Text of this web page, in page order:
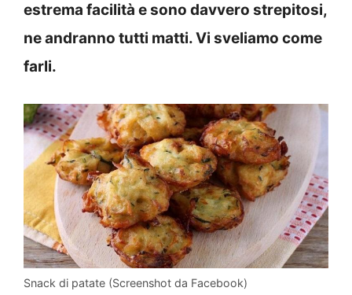
estrema facilità e sono davvero strepitosi,
ne andranno tutti matti. Vi sveliamo come
farli.
Snack di patate (Screenshot da Facebook)